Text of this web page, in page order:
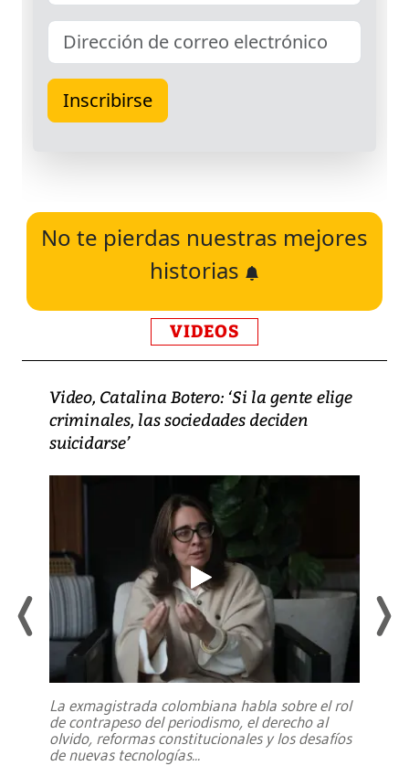
No te pierdas nuestras mejores
historias
VIDEOS
Video, Catalina Botero: ‘Si la gente elige
criminales, las sociedades deciden
suicidarse’
La exmagistrada colombiana habla sobre el rol
de contrapeso del periodismo, el derecho al
olvido, reformas constitucionales y los desafíos
de nuevas tecnologías...